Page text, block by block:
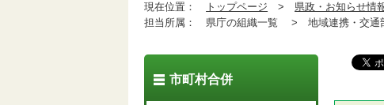
現在位置： トップページ > 県政・お知らせ情
担当所属：
県庁の組織一覧 > 地域連携・交
市町村合併